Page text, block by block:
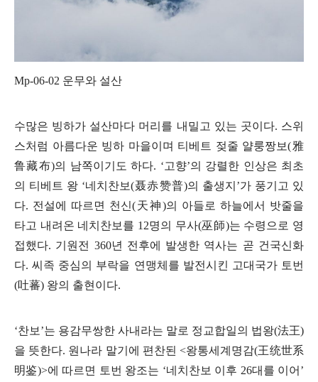
Mp-06-02 운무와 설산
수많은 빙하가 설산마다 머리를 내밀고 있는 곳이다. 스위
스처럼 아름다운 빙하 마을이며 티베트 젖줄 얄룽짱보(雅
鲁藏布)의 남쪽이기도 하다. ‘고향’의 강렬한 인상은 최초
의 티베트 왕 ‘네치찬보(聂赤赞普)의 출생지 ’가 풍기고 있
다. 전설에 따르면 천신(天神)의 아들로 하늘에서 밧줄을
타고 내려온 네치찬보를 12명의 무사(巫師)는 수령으로 영
접했다. 기원전 360년 전후에 발생한 역사는 곧 건국신화
다.씨족 중심의 부락을 연맹체를 발전시킨 고대국가 토번
(吐蕃) 왕의 출현이다.
‘찬보 ’는 용감무쌍한 사내라는 말로 정교합일의 법왕(法王)
을 뜻한다. 원나라 말기에 편찬된 <왕통세계명감(王统世系
明鉴)>에 따르면 토번 왕조는 ‘네치찬보 이후 26대를 이어 ’